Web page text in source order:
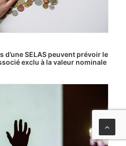
d’une SELAS peuvent prévoir le
exclu à la valeur nominale